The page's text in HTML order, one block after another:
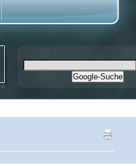
Google-Suche